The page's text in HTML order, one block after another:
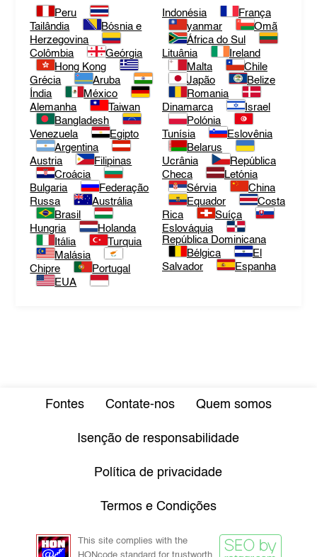
Peru
Tailândia
Bósnia e
Herzegovina
Colômbia
Geórgia
Hong Kong
Grécia
Aruba
Índia
México
Alemanha
Taiwan
Bangladesh
Venezuela
Egipto
Argentina
Austria
Filipinas
Croácia
Bulgaria
Federação
Russa
Austrália
Brasil
Hungria
Holanda
Itália
Turquia
Malásia
Chipre
Portugal
EUA
Indonésia
França
yanmar
Omã
África do Sul
Lituânia
Ireland
Malta
Chile
Japão
Belize
Romania
Dinamarca
Israel
Polónia
Tunísia
Eslovênia
Belarus
Ucrânia
República
Checa
Letónia
Sérvia
China
Equador
Costa
Rica
Suíça
Eslováquia
República Dominicana
Bélgica
El
Salvador
Espanha
Fontes Contate-nos Quem somos
Isenção de responsabilidade
Política de privacidade
Termos e Condições
This site complies with the